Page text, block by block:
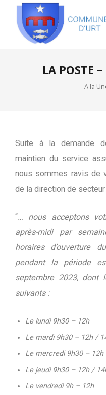
LA POSTE
A la
Suite à la demande
maintien du service
nous sommes ravis de
de la direction de secteur
“… nous acceptons
après-midi par
horaires d’ouverture
pendant la période
septembre 2023, dont
suivants :
Le lundi 9h30 – 12h
Le mardi 9h30 – 12h /
Le mercredi 9h30 – 12h
Le jeudi 9h30 – 12h /
Le vendredi 9h – 12h